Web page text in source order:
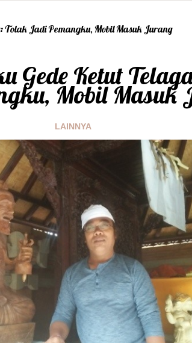
Tolak Jadi Pemangku, Mobil Masuk Jurang
Gede Ketut
Mobil Masuk
LAINNYA